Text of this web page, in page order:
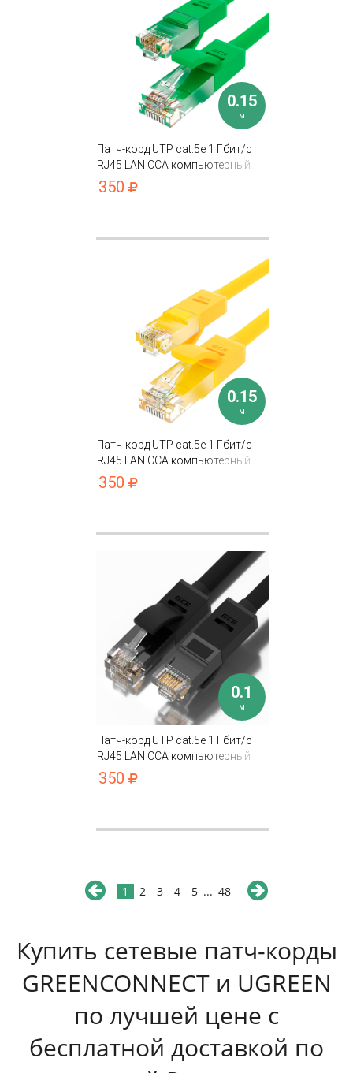
0.15
м
Патч-корд UTP cat.5e 1 Гбит/с
RJ45 LAN CCA компьютерный
кабель для интернета контакты
24K GOLD
350
0.15
м
Патч-корд UTP cat.5e 1 Гбит/с
RJ45 LAN CCA компьютерный
кабель для интернета контакты
24K GOLD
350
0.1
м
Патч-корд UTP cat.5e 1 Гбит/с
RJ45 LAN CCA компьютерный
кабель для интернета контакты
24K GOLD
350
1 2 3 4 5 ... 48
Купить сетевые патч-корды
GREENCONNECT и UGREEN
по лучшей цене с
бесплатной доставкой по